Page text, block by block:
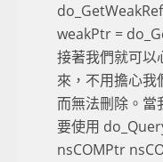
weakPtr =
接著我們就可以
來，不用擔心
而無法刪除。當
要使用
nsCOMPtr